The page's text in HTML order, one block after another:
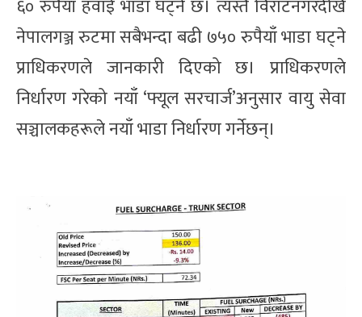
६० रुपैयाँ हवाई भाडा घट्ने छ। त्यस्तै विराटनगरदेखि
नेपालगञ्ज रुटमा सबैभन्दा बढी ७५० रुपैयाँ भाडा घट्ने
प्राधिकरणले जानकारी दिएको छ। प्राधिकरणले
निर्धारण गरेको नयाँ ‘फ्यूल सरचार्ज’अनुसार वायु सेवा
सञ्चालकहरूले नयाँ भाडा निर्धारण गर्नेछन्।